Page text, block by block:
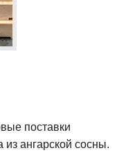
поставки
из ангарской сосны.